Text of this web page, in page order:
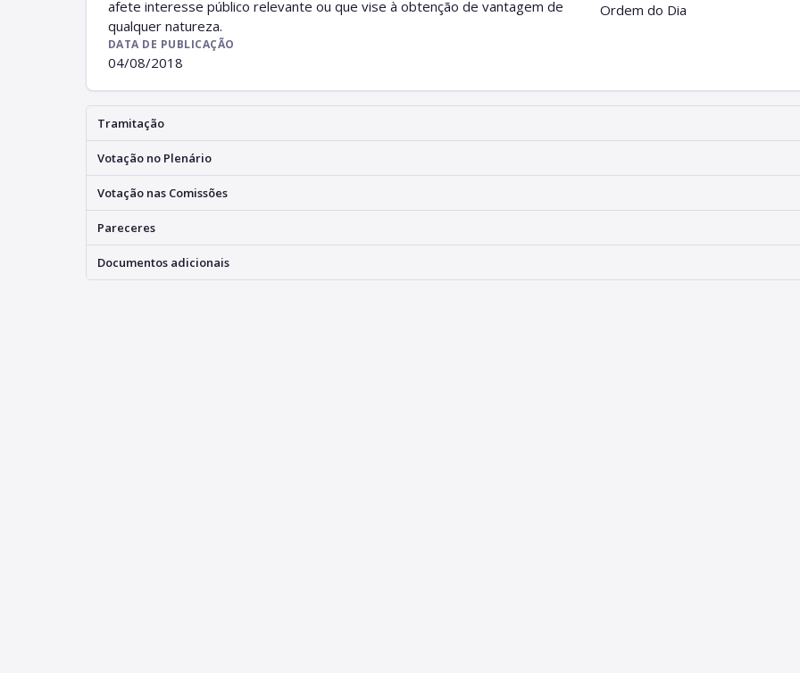
afete interesse público relevante ou que vise à obtenção de vantagem de
qualquer natureza.
DATA DE PUBLICAÇÃO
04/08/2018
Ordem do Dia
Tramitação
Votação no Plenário
Votação nas Comissões
Pareceres
Documentos adicionais